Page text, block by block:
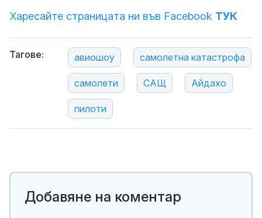
Харесайте страницата ни във Facebook ТУК
Тагове: авиошоу самолетна катастрофа
самолети САЩ Айдахо
пилоти
Добавяне на коментар